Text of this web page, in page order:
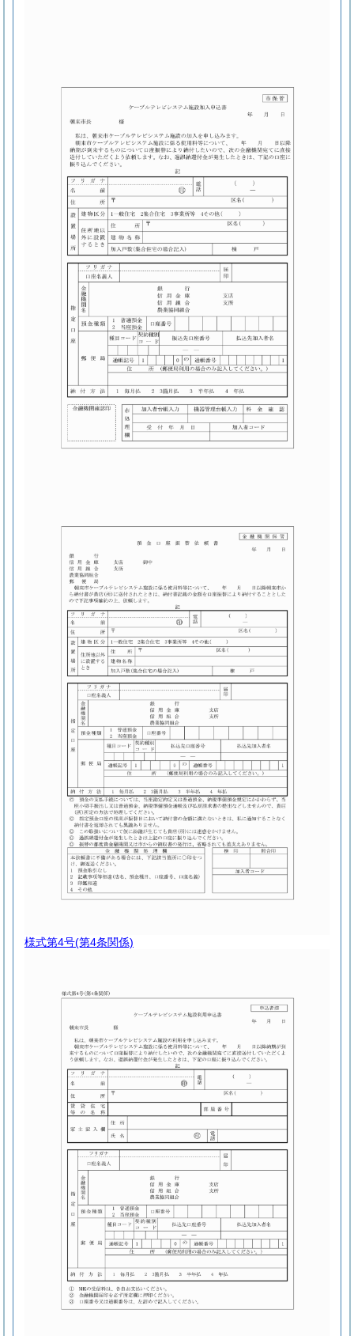
様式第4号(第4条関係)